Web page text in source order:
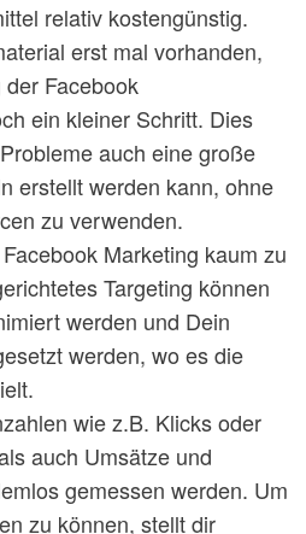
relativ kostengünstig.
erst mal vorhanden,
Facebook
ein kleiner Schritt. Dies
auch eine große
erstellt werden kann, ohne
zu verwenden.
Marketing kaum zu
Targeting können
werden und Dein
werden, wo es die
wie z.B. Klicks oder
auch Umsätze und
gemessen werden. Um
zu können, stellt dir